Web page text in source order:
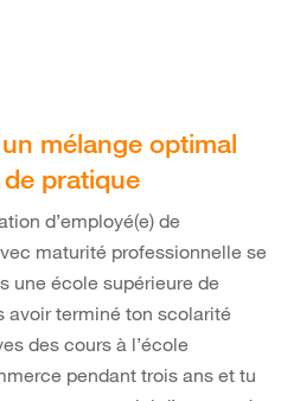
mélange optimal
pratique
d’employé(e) de
maturité professionnelle se
une école supérieure de
avoir terminé ton scolarité
des cours à l’école
pendant trois ans et tu